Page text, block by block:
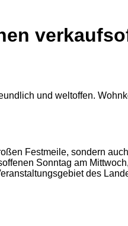
Festmeile, sondern
Sonntag am
des